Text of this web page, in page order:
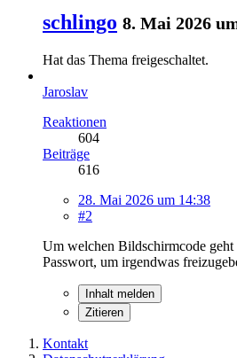
schlingo 8. Mai 2026
Hat das Thema freigeschaltet.
Jaroslav
Reaktionen
604
Beiträge
616
28. Mai 2026 um 14:38
#2
Um welchen Bildschirmcode
Passwort, um irgendwas
Inhalt melden
Zitieren
Kontakt